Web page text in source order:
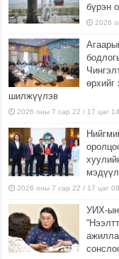
бүрэн
2026
өрхийг
шилжүүлэв
2026 оны 7 сар 22 / 17 цаг
2026 оны 7 сар 22 / 17 цаг
УИХ-ын